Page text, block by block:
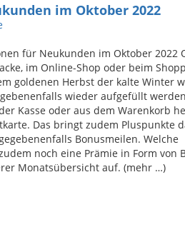
im Oktober 2022
für Neukunden im Oktober 2022
im Online-Shop oder beim
goldenen Herbst der kalte Winter
wieder aufgefüllt
Kasse oder aus dem Warenkorb
Das bringt zudem Pluspunkte
Bonusmeilen. Welche
noch eine Prämie in Form von
Monatsübersicht auf. (mehr …)